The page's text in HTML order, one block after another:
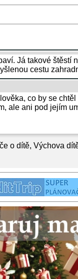
o dítě, Výchova
Já takové štěstí
cestu
co by se
ale ani pod jejím